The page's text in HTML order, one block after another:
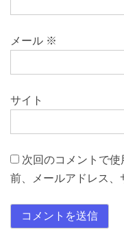
メール ※
サイト
次回のコメントで
前、メールアドレス、